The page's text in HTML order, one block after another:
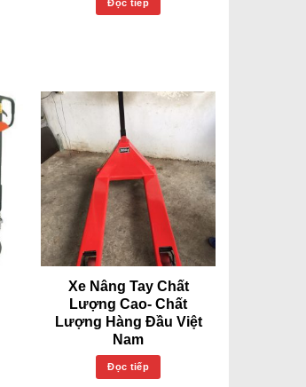
Đọc tiếp
Xe Nâng Tay Chất
Lượng Cao- Chất
Lượng Hàng Đầu Việt
Nam
Đọc tiếp